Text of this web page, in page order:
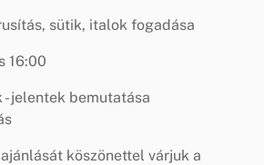
sütik, italok fogadása
16:00
- jelentek bemutatása
köszönettel várjuk a